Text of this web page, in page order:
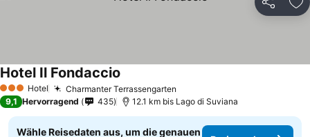
Teilen
3 SterneHotel Charmanter Terrassengarten
Hotel Il Fondaccio
9,1 Hervorragend 435 12.1 km bis Lago di Suviana
Wähle Reisedaten aus, um die genauen